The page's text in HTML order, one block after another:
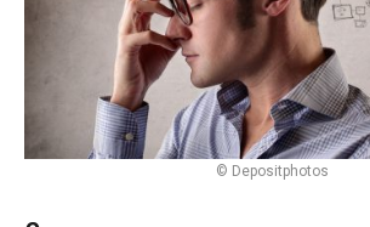
© Depositphotos